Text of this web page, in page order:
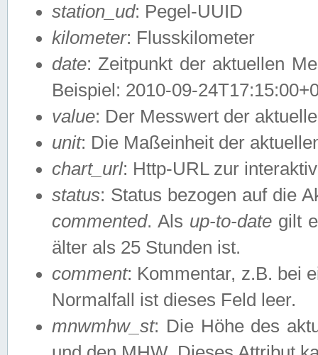
station_ud: Pegel-UUID
kilometer: Flusskilometer
date: Zeitpunkt der aktuellen
Beispiel: 2010-09-
value: Der Messwert der
unit: Die Maßeinheit der
chart_url: Http-URL zur
status: Status bezogen auf die
commented. Als up-to-date gilt
älter als 25 Stunden ist.
comment: Kommentar, z.B. bei
Normalfall ist dieses Feld leer.
mnwmhw_st: Die Höhe des